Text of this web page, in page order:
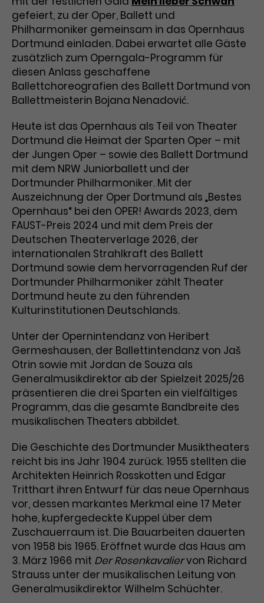
Benutzer*in wiedererkannt werden,
und es wird Zugang zu
geschützten Bereichen gewährt.
Name cookie_optin
Laufzeit 1 Monat
Zweck
Enthält die gewählten Tracking-
Optin-Einstellungen.
Laufzeit 2 Jahre
Dieses Cookie wird von Google
Analytics installiert. Das Cookie
wird verwendet, um
Besucher*innen-, Sitzungs- und
Kampagnendaten zu berechnen
den Analysebericht der Website zu
verfolgen. Die Cookies speichern
Informationen anonym und weisen
eine zufallsgenerierte Nummer zu,
um Besuche zu erkennen.
Name _gid
Anbieter Google Analytics
Laufzeit 1 Tag
Zweck
Dieses Cookie wird von Google
wird verwendet, um Informationen
darüber zu speichern, wie
Besucher*innen eine Website
nutzen, und hilft bei der Erstellung
eines Analyseberichts über die
Performance der Website. Die
erhobenen Daten umfassen in
anonymisierter Form die Anzahl
stammen, und die besuchten
Seiten.
Name _gat_UA-63561367-1
Anbieter Google Analytics
Laufzeit 1 Minute
Marketing
Diese Gruppe beinhaltet alle Scripte, die es uns
ermöglichen die Leistung unserer
Werbekampagnen zu analysieren und
Conversions zu messen. Außerdem helfen sie
uns dabei Werbeanzeigen und Inhalte besser auf
die Interessen unserer Nutzer abzustimmen.
Name
_gcl_au
Anbieter Google Ads
Laufzeit 3 Monate
Zweck
Wird von Google verwendet, um
die Effizienz von Werbeanzeigen zu
messen und Conversions zu
speichern. Dieses Cookie hilft dabei
nachzuvollziehen, ob Nutzer über
Google-Anzeigen auf unsere
Website gelangt sind.
Name _gcl_aw
Anbieter Google Ads
Laufzeit 3 Monate
Zweck
Dieses Cookie speichert
Informationen zu Werbeklicks und
dient der Zuordnung von
Conversions zu Google Ads-
Name _gcl_dc
Anbieter Google / DoubleClick
Laufzeit 3 Monate
Dieses Cookie wird verwendet, um
Nutzerinteraktionen mit
Cookie-Informationen
gefeiert, zu der Oper, Ballett und
Philharmoniker gemeinsam in das Opernhaus
Dortmund einladen. Dabei erwartet alle Gäste
zusätzlich zum Operngala-Programm für
diesen Anlass geschaffene
Ballettchoreografien des Ballett Dortmund von
Ballettmeisterin Bojana Nenadović.
Heute ist das Opernhaus als Teil von Theater
Dortmund die Heimat der Sparten Oper – mit
der Jungen Oper – sowie des Ballett Dortmund
mit dem NRW Juniorballett und der
Dortmunder Philharmoniker. Mit der
Auszeichnung der Oper Dortmund als „Bestes
Opernhaus“ bei den OPER! Awards 2023, dem
FAUST-Preis 2024 und mit dem Preis der
Deutschen Theaterverlage 2026, der
internationalen Strahlkraft des Ballett
Dortmund sowie dem hervorragenden Ruf der
Dortmunder Philharmoniker zählt Theater
Dortmund heute zu den führenden
Kulturinstitutionen Deutschlands.
Unter der Opernintendanz von Heribert
Germeshausen, der Ballettintendanz von Jaš
Otrin sowie mit Jordan de Souza als
Generalmusikdirektor ab der Spielzeit 2025/26
präsentieren die drei Sparten ein vielfältiges
Programm, das die gesamte Bandbreite des
musikalischen Theaters abbildet.
Die Geschichte des Dortmunder Musiktheaters
reicht bis ins Jahr 1904 zurück. 1955 stellten die
Architekten Heinrich Rosskotten und Edgar
Tritthart ihren Entwurf für das neue Opernhaus
vor, dessen markantes Merkmal eine 17 Meter
hohe, kupfergedeckte Kuppel über dem
Zuschauerraum ist. Die Bauarbeiten dauerten
von 1958 bis 1965. Eröffnet wurde das Haus am
3. März 1966 mit Der Rosenkavaliervon Richard
Strauss unter der musikalischen Leitung von
Generalmusikdirektor Wilhelm Schüchter.